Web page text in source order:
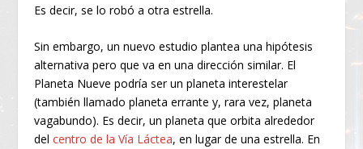
Es decir, se lo robó a otra estrella.
Sin embargo, un nuevo estudio plantea una hipótesis
alternativa pero que va en una dirección similar. El
Planeta Nueve podría ser un planeta interestelar
(también llamado planeta errante y, rara vez, planeta
vagabundo). Es decir, un planeta que orbita alrededor
delcentro de la Vía Láctea, en lugar de una estrella. En